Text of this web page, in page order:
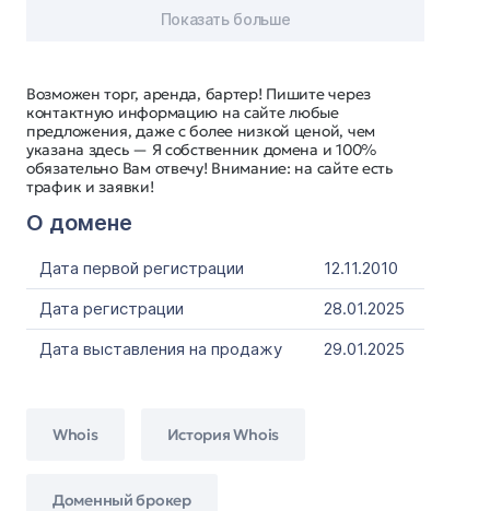
Возможен торг, аренда, бартер! Пишите через
контактную информацию на сайте любые
предложения, даже с более низкой ценой, чем
указана здесь — Я собственник домена и 100%
обязательно Вам отвечу! Внимание: на сайте есть
трафик и заявки!
О домене
Дата первой регистрации
12.11.2010
Дата регистрации
28.01.2025
Дата выставления на продажу
29.01.2025
Whois История Whois
Доменный брокер
Показать больше